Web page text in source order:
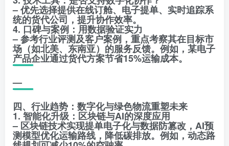
– 优先选择提供在线订舱、电子提单、实时追踪系
统的货代公司，提升协作效率。
4. 口碑与案例：用数据验证实力
– 参考行业评测及客户案例，重点考察其在目标市
场（如北美、东南亚）的服务反馈。例如，某电子
产品企业通过货代方案节省15%运输成本。
—
四、行业趋势：数字化与绿色物流重塑未来
1. 智能化升级：区块链与AI的深度应用
– 区块链技术实现提单电子化与数据防篡改，AI预
测模型优化运输路线，降低碳排放。例如，动态路